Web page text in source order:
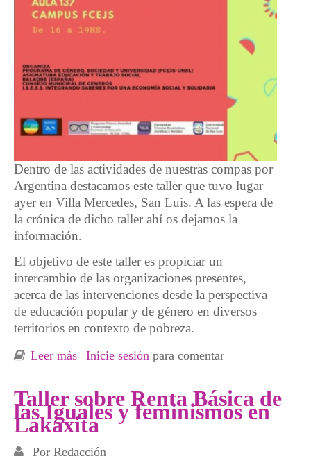
Dentro de las actividades de nuestras compas por
Argentina destacamos este taller que tuvo lugar
ayer en Villa Mercedes, San Luis. A las espera de
la crónica de dicho taller ahí os dejamos la
información.
El objetivo de este taller es propiciar un
intercambio de las organizaciones presentes,
acerca de las intervenciones desde la perspectiva
de educación popular y de género en diversos
territorios en contexto de pobreza.
Leer más sobre Travesía social: de la calle a la
Inicie sesión para comentar
Taller sobre Renta Básica de
las Iguales y feminismos en
Lakaxita
Por Redacción